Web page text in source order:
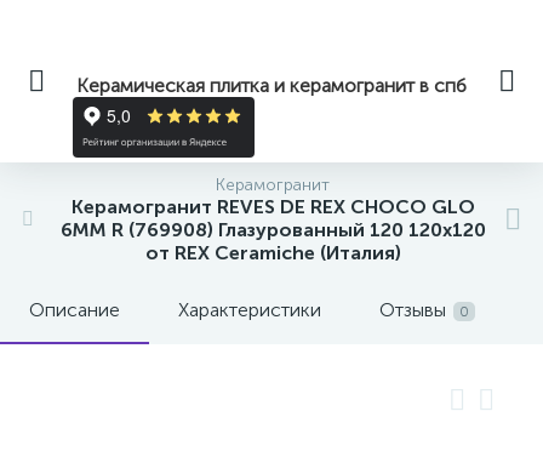
Керамическая плитка и керамогранит в спб
Керамогранит
Керамогранит REVES DE REX CHOCO GLO
6MM R (769908) Глазурованный 120 120x120
от REX Ceramiche (Италия)
Описание Характеристики Отзывы 0